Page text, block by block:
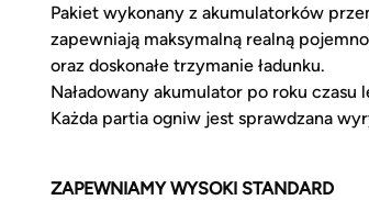
Pakiet wykonany z akumulatorków
zapewniają maksymalną realną
oraz doskonałe trzymanie ładunku.
Naładowany akumulator po roku
Każda partia ogniw jest sprawdzana
ZAPEWNIAMY WYSOKI STANDARD